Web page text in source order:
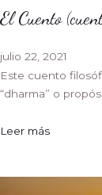
El Cuento
julio 22, 2021
Este cuento
“dharma” o
Leer más